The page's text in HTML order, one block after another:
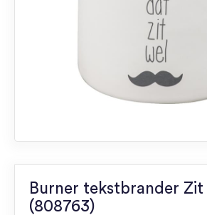
Burner tekstbrander Zit
(808763)